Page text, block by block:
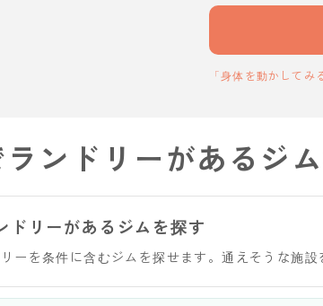
「身体を動かしてみ
ンドリーがあるジ
ドリーがあるジムを探す
ーを条件に含むジムを探せます。通えそうな施